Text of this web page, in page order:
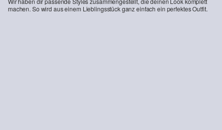
machen. So wird aus einem Lieblingsstück ganz einfach ein perfektes Outfit.